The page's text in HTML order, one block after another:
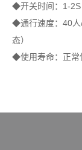
◆开关时间：1-2S
◆通行速度：40人
态）
◆使用寿命：正常